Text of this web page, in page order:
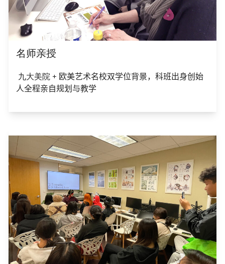
名师亲授
九大美院 + 欧美艺术名校双学位背景，科班出身创始
人全程亲自规划与教学